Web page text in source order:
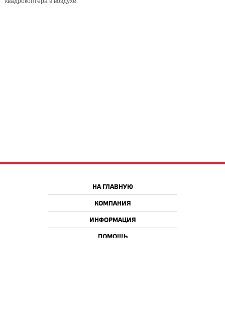
НА ГЛАВНУЮ
КОМПАНИЯ
ИНФОРМАЦИЯ
ПОМОЩЬ